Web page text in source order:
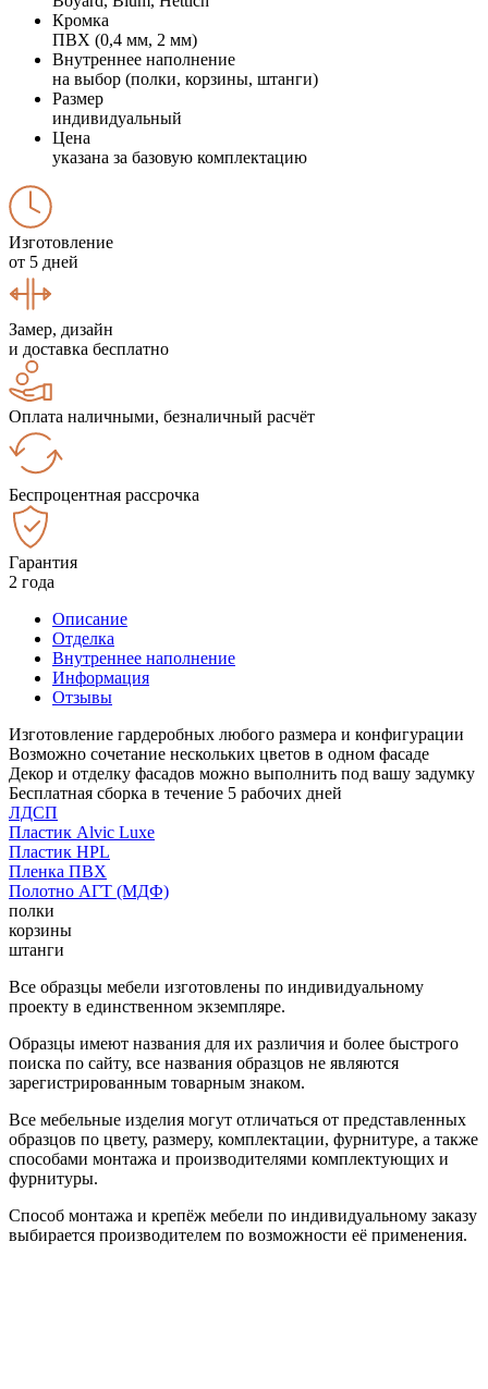
Кромка
ПВХ (0,4 мм, 2 мм)
Внутреннее наполнение
на выбор (полки, корзины, штанги)
Размер
индивидуальный
Цена
указана за базовую комплектацию
Изготовление
от 5 дней
Замер, дизайн
и доставка бесплатно
Оплата наличными, безналичный расчёт
Беспроцентная рассрочка
Гарантия
2 года
Описание
Отделка
Внутреннее наполнение
Информация
Отзывы
Изготовление гардеробных любого размера и конфигурации
Возможно сочетание нескольких цветов в одном фасаде
Декор и отделку фасадов можно выполнить под вашу задумку
Бесплатная сборка в течение 5 рабочих дней
ЛДСП
Пластик Alvic Luxe
Пластик HPL
Пленка ПВХ
Полотно АГТ (МДФ)
полки
корзины
штанги
Все образцы мебели изготовлены по индивидуальному
проекту в единственном экземпляре.
Образцы имеют названия для их различия и более быстрого
поиска по сайту, все названия образцов не являются
зарегистрированным товарным знаком.
Все мебельные изделия могут отличаться от представленных
образцов по цвету, размеру, комплектации, фурнитуре, а также
способами монтажа и производителями комплектующих и
фурнитуры.
Способ монтажа и крепёж мебели по индивидуальному заказу
выбирается производителем по возможности её применения.